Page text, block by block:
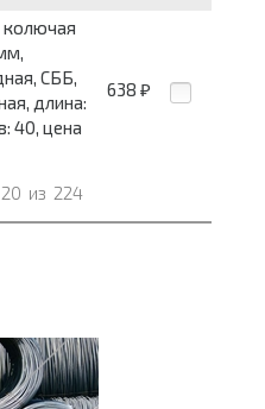
СББ,
длина:
40, цена
638 ₽
20 из 224